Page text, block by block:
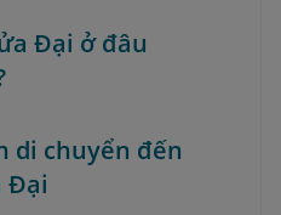
Đại ở đâu
di chuyển đến
Đại